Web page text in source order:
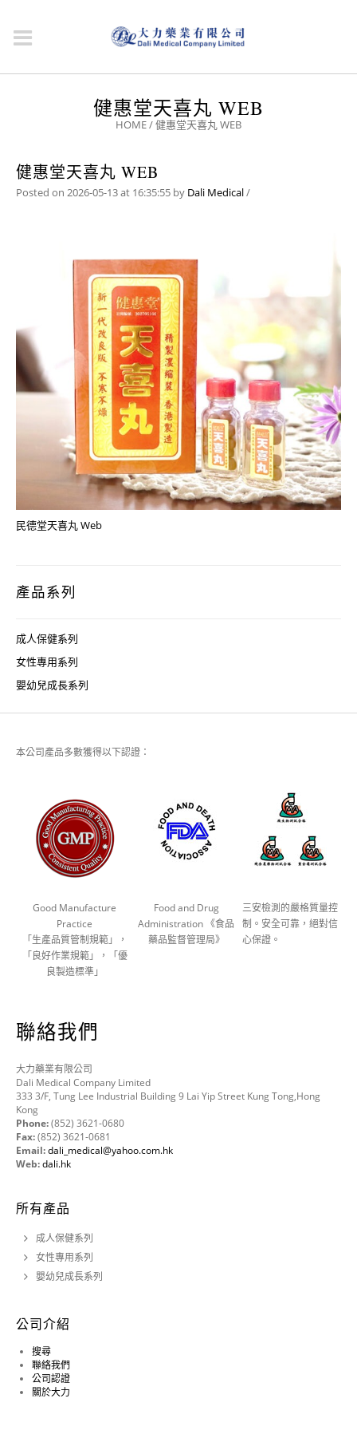
健惠堂天喜丸 WEB
HOME/健惠堂天喜丸 WEB
健惠堂天喜丸 WEB
Posted on 2026-05-13 at 16:35:55 by Dali Medical/
民德堂天喜丸 Web
產品系列
成人保健系列
女性專用系列
嬰幼兒成長系列
本公司產品多數獲得以下認證：
Good Manufacture
Practice
「生產品質管制規範」，
「良好作業規範」，「優
良製造標準」
Food and Drug
Administration 《食品
藥品監督管理局》
三安檢測的嚴格質量控
制。安全可靠，絕對信
心保證。
聯絡我們
大力藥業有限公司
Dali Medical Company Limited
333 3/F, Tung Lee Industrial Building 9 Lai Yip Street Kung Tong,Hong
Kong
Phone:(852) 3621-0680
Fax:(852) 3621-0681
Email:dali_medical@yahoo.com.hk
Web:dali.hk
所有產品
成人保健系列
女性專用系列
嬰幼兒成長系列
公司介紹
搜尋
聯絡我們
公司認證
關於大力